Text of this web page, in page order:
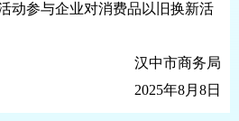
动参与企业对消费品以旧换新活
汉中市商务局
2025年8月8日